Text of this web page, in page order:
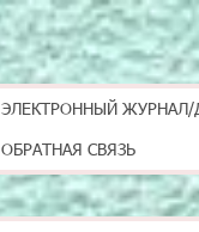
ЭЛЕКТРОННЫЙ ЖУРНАЛ/
ОБРАТНАЯ СВЯЗЬ